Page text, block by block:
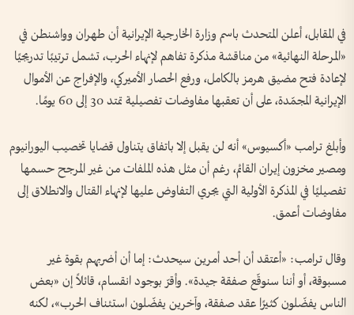
في المقابل، أعلن المتحدث باسم وزارة الخارجية الإيرانية أن طهران وواشنطن في
«المرحلة النهائية» من مناقشة مذكرة تفاهم لإنهاء الحرب، تشمل ترتيبًا تدريجيًا
لإعادة فتح مضيق هرمز بالكامل، ورفع الحصار الأميركي، والإفراج عن الأموال
الإيرانية المجمّدة، على أن تعقبها مفاوضات تفصيلية تمتد 30 إلى 60 يومًا.
وأبلغ ترامب «أكسيوس» أنه لن يقبل إلا باتفاق يتناول قضايا تخصيب اليورانيوم
ومصير مخزون إيران القائم، رغم أن مثل هذه الملفات من غير المرجح حسمها
تفصيليًا في المذكرة الأولية التي يجري التفاوض عليها لإنهاء القتال والانطلاق إلى
مفاوضات أعمق.
وقال ترامب: «أعتقد أن أحد أمرين سيحدث: إما أن أضربهم بقوة غير
مسبوقة، أو أننا سنوقّع صفقة جيدة». وأقرّ بوجود انقسام، قائلاً إن «بعض
الناس يفضّلون كثيرًا عقد صفقة، وآخرين يفضّلون استئناف الحرب»، لكنه